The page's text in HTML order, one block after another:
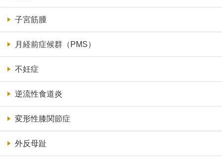
子宮筋腫
月経前症候群（PMS）
不妊症
逆流性食道炎
変形性膝関節症
外反母趾